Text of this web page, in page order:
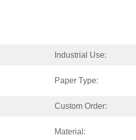
Industrial Use:
Paper Type:
Custom Order:
Material: